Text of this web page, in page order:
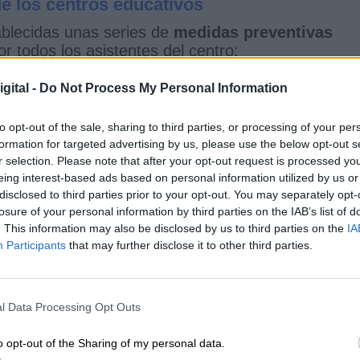
- Do Not Process My Personal Information
opt-out of the sale, sharing to third parties, or processing of your
for targeted advertising by us, please use the below opt-out
selection. Please note that after your opt-out request is processed
interest-based ads based on personal information utilized by us
to third parties prior to your opt-out. You may separately
of your personal information by third parties on the IAB’s list of
This information may also be disclosed by us to third parties on the
Participants that may further disclose it to other third parties.
Data Processing Opt Outs
opt-out of the Sharing of my personal data.
los centros educativos
unas series de medidas preventivas
todos los asistentes del centro:
primaria, el alumnado se organizará
niños y niñas puedan socializar y jugar entre
de limitación de distancia.
6 años de edad con independencia del
cumplir con la siguiente actividad: